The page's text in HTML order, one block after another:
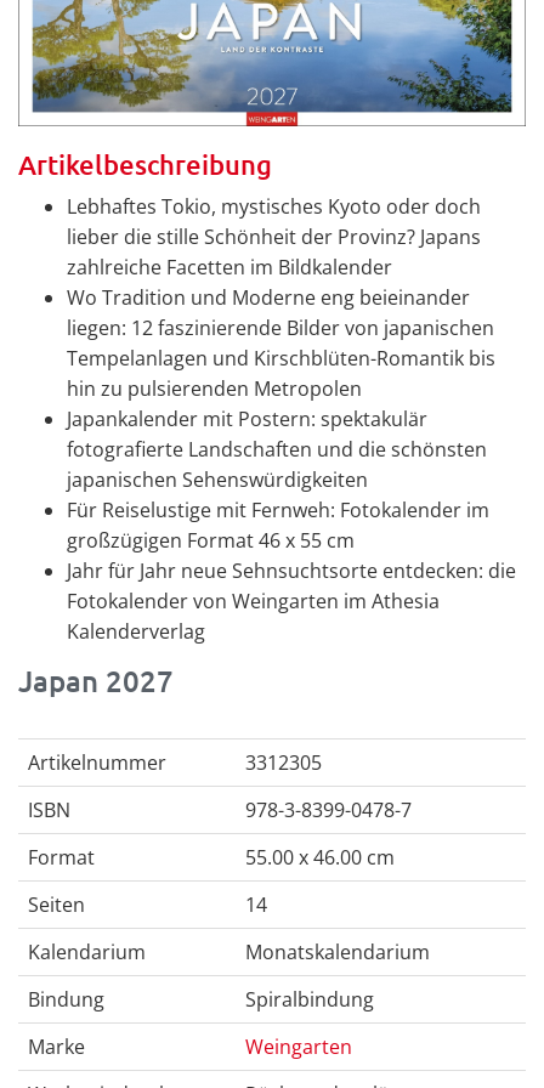
Artikelbeschreibung
Lebhaftes Tokio, mystisches Kyoto oder doch
lieber die stille Schönheit der Provinz? Japans
zahlreiche Facetten im Bildkalender
Wo Tradition und Moderne eng beieinander
liegen: 12 faszinierende Bilder von japanischen
Tempelanlagen und Kirschblüten-Romantik bis
hin zu pulsierenden Metropolen
Japankalender mit Postern: spektakulär
fotografierte Landschaften und die schönsten
japanischen Sehenswürdigkeiten
Für Reiselustige mit Fernweh: Fotokalender im
großzügigen Format 46 x 55 cm
Jahr für Jahr neue Sehnsuchtsorte entdecken: die
Fotokalender von Weingarten im Athesia
Kalenderverlag
Japan 2027
Artikelnummer
3312305
ISBN
978-3-8399-0478-7
Format
55.00 x 46.00 cm
Seiten
14
Kalendarium
Monatskalendarium
Bindung
Spiralbindung
Marke
Weingarten